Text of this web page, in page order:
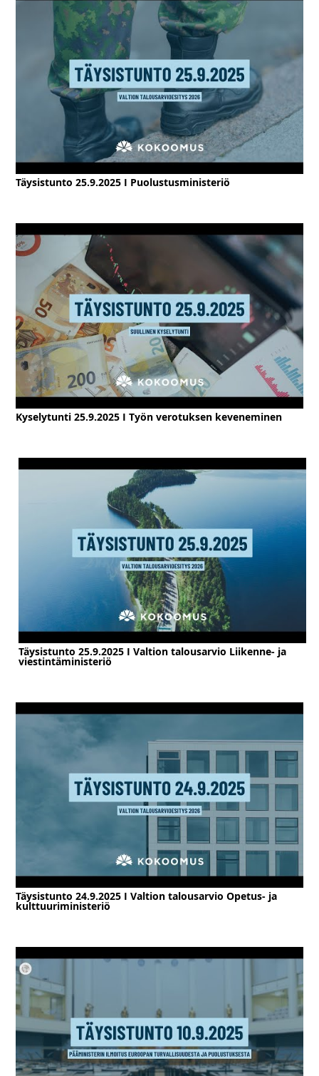
Täysistunto 25.9.2025 I Puolustusministeriö
Kyselytunti 25.9.2025 I Työn verotuksen keveneminen
Täysistunto 25.9.2025 I Valtion talousarvio Liikenne- ja
viestintäministeriö
Täysistunto 24.9.2025 I Valtion talousarvio Opetus- ja
kulttuuriministeriö